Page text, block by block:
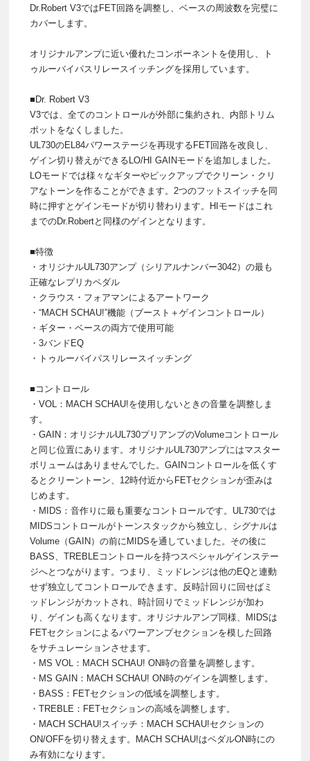
Dr.Robert V3ではFET回路を調整し、ベースの周波数を完璧に
カバーします。
オリジナルアンプに近い優れたコンポーネントを使用し、ト
ゥルーバイパスリレースイッチングを採用しています。
■Dr. Robert V3
V3では、全てのコントロールが外部に集約され、内部トリム
ポットをなくしました。
UL730のEL84パワーステージを再現するFET回路を改良し、
ゲイン切り替えができるLO/HI GAINモードを追加しました。
LOモードでは様々なギターやピックアップでクリーン・クリ
アなトーンを作ることができます。2つのフットスイッチを同
時に押すとゲインモードが切り替わります。HIモードはこれ
までのDr.Robertと同様のゲインとなります。
■特徴
・オリジナルUL730アンプ（シリアルナンバー3042）の最も
正確なレプリカペダル
・クラウス・フォアマンによるアートワーク
・“MACH SCHAU!”機能（ブースト＋ゲインコントロール）
・ギター・ベースの両方で使用可能
・3バンドEQ
・トゥルーバイパスリレースイッチング
■コントロール
・VOL：MACH SCHAU!を使用しないときの音量を調整しま
す。
・GAIN：オリジナルUL730プリアンプのVolumeコントロール
と同じ位置にあります。オリジナルUL730アンプにはマスター
ボリュームはありませんでした。GAINコントロールを低くす
るとクリーントーン、12時付近からFETセクションが歪みは
じめます。
・MIDS：音作りに最も重要なコントロールです。UL730では
MIDSコントロールがトーンスタックから独立し、シグナルは
Volume（GAIN）の前にMIDSを通していました。その後に
BASS、TREBLEコントロールを持つスペシャルゲインステー
ジへとつながります。つまり、ミッドレンジは他のEQと連動
せず独立してコントロールできます。反時計回りに回せばミ
ッドレンジがカットされ、時計回りでミッドレンジが加わ
り、ゲインも高くなります。オリジナルアンプ同様、MIDSは
FETセクションによるパワーアンプセクションを模した回路
をサチュレーションさせます。
・MS VOL：MACH SCHAU! ON時の音量を調整します。
・MS GAIN：MACH SCHAU! ON時のゲインを調整します。
・BASS：FETセクションの低域を調整します。
・TREBLE：FETセクションの高域を調整します。
・MACH SCHAU!スイッチ：MACH SCHAU!セクションの
ON/OFFを切り替えます。MACH SCHAU!はペダルON時にの
み有効になります。